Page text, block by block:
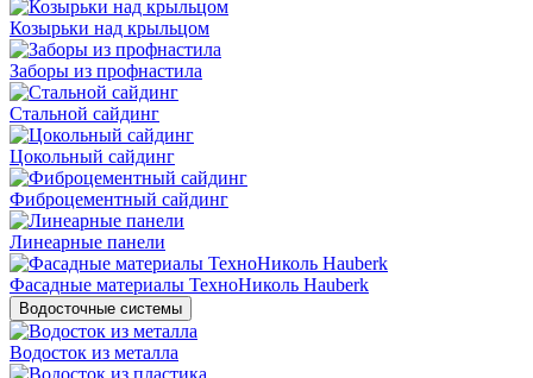
Козырьки над крыльцом
Заборы из профнастила
Стальной сайдинг
Цокольный сайдинг
Фиброцементный сайдинг
Линеарные панели
Фасадные материалы ТехноНиколь Hauberk
Водосточные системы
Водосток из металла